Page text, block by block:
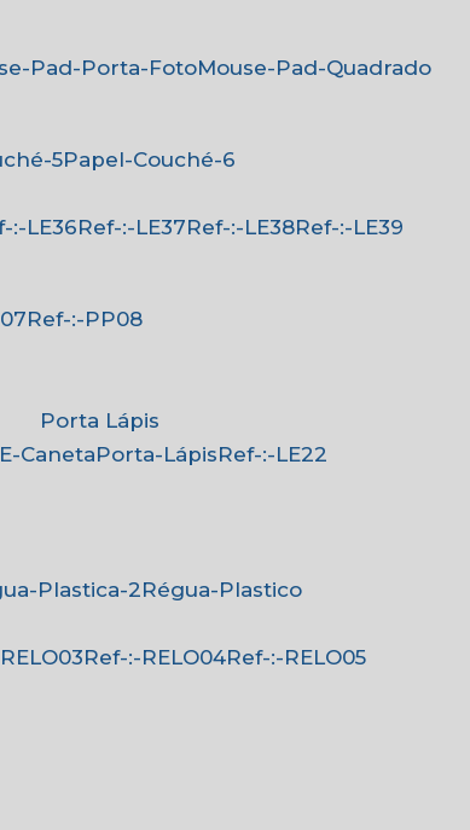
Pad-Porta-Foto
Mouse-Pad-Quadrado
5
Papel-Couché-6
:-LE36 Ref-:-LE37 Ref-:-LE38
Ref-:-LE39
Ref-:-PP08
Porta Lápis
Caneta
Porta-Lápis
Ref-:-LE22
Plastica-2
Régua-Plastico
RELO03 Ref-:-RELO04
Ref-:-RELO05